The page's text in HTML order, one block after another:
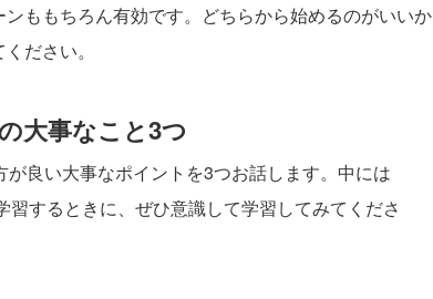
ももちろん有効です。どちらから始めるのがいいか
ださい。
大事なこと3つ
良い大事なポイントを3つお話します。中には
するときに、ぜひ意識して学習してみてくださ